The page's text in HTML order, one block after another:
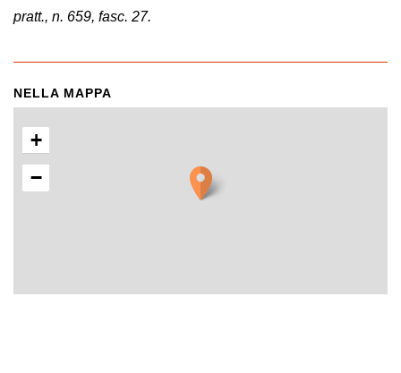
pratt., n. 659, fasc. 27.
NELLA MAPPA
+
−